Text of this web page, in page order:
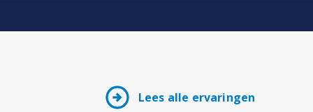
arrow_circle_right Lees alle ervaringen